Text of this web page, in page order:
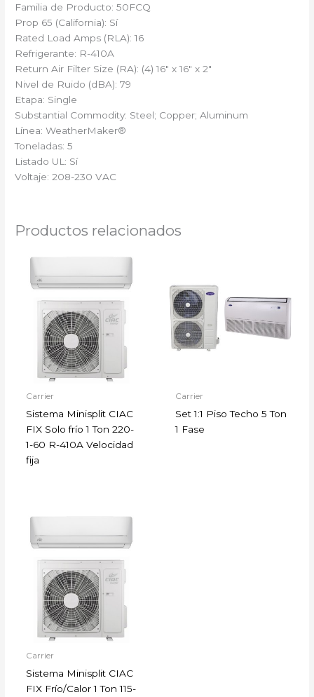
Familia de Producto: 50FCQ
Prop 65 (California): Sí
Rated Load Amps (RLA): 16
Refrigerante: R-410A
Return Air Filter Size (RA): (4) 16″ x 16″ x 2″
Nivel de Ruido (dBA): 79
Etapa: Single
Substantial Commodity: Steel; Copper; Aluminum
Línea: WeatherMaker®
Toneladas: 5
Listado UL: Sí
Voltaje: 208-230 VAC
Productos relacionados
Carrier
Sistema Minisplit CIAC
FIX Solo frío 1 Ton 220-
1-60 R-410A Velocidad
fija
Carrier
Set 1:1 Piso Techo 5 Ton
1 Fase
Carrier
Sistema Minisplit CIAC
FIX Frío/Calor 1 Ton 115-